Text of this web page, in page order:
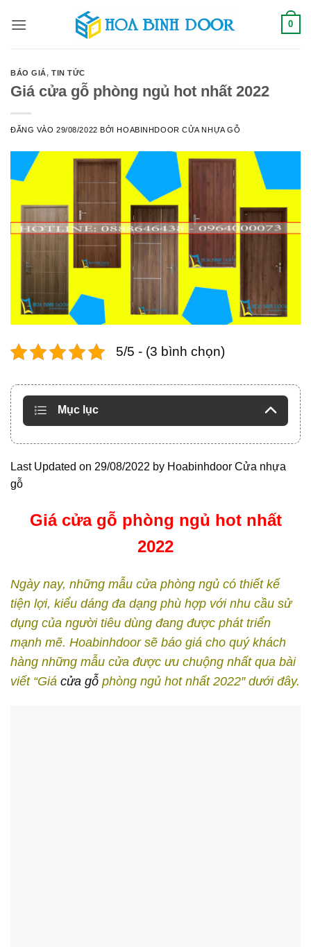
qua
0
BÁO GIÁ,TIN TỨC
Giá cửa gỗ phòng ngủ hot nhất 2022
ĐĂNG VÀO29/08/2022 BỞIHOABINHDOOR CỬA NHỰA GỖ
5/5 - (3 bình chọn)
Mục lục
Last Updated on 29/08/2022 by Hoabinhdoor Cửa nhựa
gỗ
Giá cửa gỗ phòng ngủ hot nhất
2022
Ngày nay, những mẫu cửa phòng ngủ có thiết kế
tiện lợi, kiểu dáng đa dạng phù hợp với nhu cầu sử
dụng của người tiêu dùng đang được phát triển
mạnh mẽ. Hoabinhdoor sẽ báo giá cho quý khách
hàng những mẫu cửa được ưu chuộng nhất qua bài
viết “Giá cửa gỗ phòng ngủ hot nhất 2022″ dưới đây.